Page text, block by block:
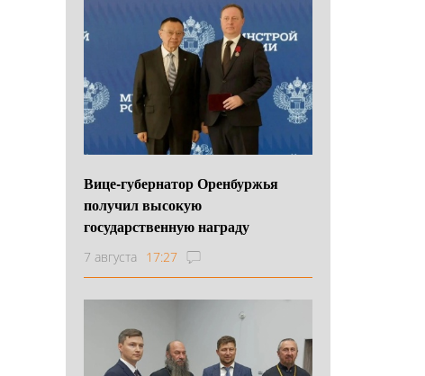
Вице-губернатор Оренбуржья
получил высокую
государственную награду
7 августа 17:27